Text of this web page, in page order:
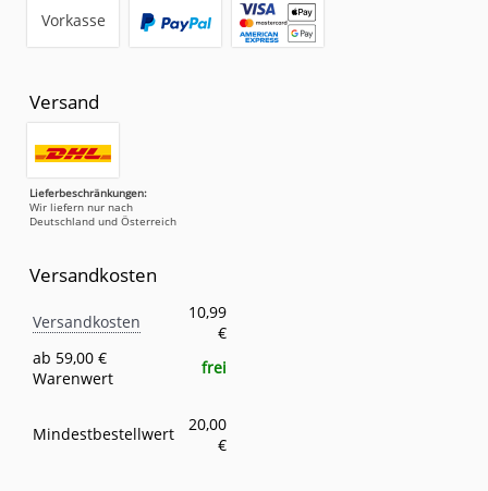
Vorkasse
Versand
Lieferbeschränkungen:
Wir liefern nur nach
Deutschland und Österreich
Versandkosten
Eigenschaft
Versandkosten
10,99
€
ab 59,00 €
Warenwert
frei
Mindestbestellwert
20,00
€